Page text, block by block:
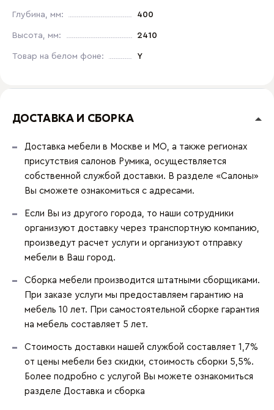
Глубина, мм: 400
Высота, мм: 2410
Товар на белом фоне: Y
ДОСТАВКА И СБОРКА
Доставка мебели в Москве и МО, а также регионах
присутствия салонов Румика, осуществляется
собственной службой доставки. В разделе «Салоны»
Вы сможете ознакомиться с адресами.
Если Вы из другого города, то наши сотрудники
организуют доставку через транспортную компанию,
произведут расчет услуги и организуют отправку
мебели в Ваш город.
Сборка мебели производится штатными сборщиками.
При заказе услуги мы предоставляем гарантию на
мебель 10 лет. При самостоятельной сборке гарантия
на мебель составляет 5 лет.
Стоимость доставки нашей службой составляет 1,7%
от цены мебели без скидки, стоимость сборки 5,5%.
Более подробно с услугой Вы можете ознакомиться
разделе Доставка и сборка